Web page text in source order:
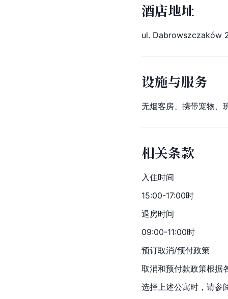
酒店地址
ul. Dabrowszczaków
设施与服务
无烟客房、携带宠物、
相关条款
入住时间
15:00-17:00时
退房时间
09:00-11:00时
预订取消/预付政策
取消和预付款政策根据
选择上述公寓时，请参